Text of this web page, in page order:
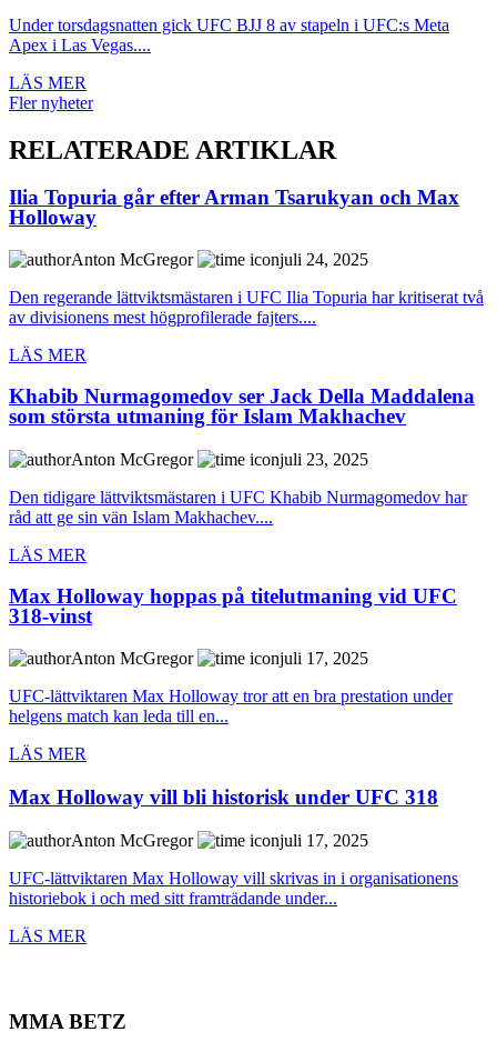
Under torsdagsnatten gick UFC BJJ 8 av stapeln i UFC:s Meta
Apex i Las Vegas....
LÄS MER
Fler nyheter
RELATERADE ARTIKLAR
Ilia Topuria går efter Arman Tsarukyan och Max
Holloway
Anton McGregor
juli 24, 2025
Den regerande lättviktsmästaren i UFC Ilia Topuria har kritiserat två
av divisionens mest högprofilerade fajters....
LÄS MER
Khabib Nurmagomedov ser Jack Della Maddalena
som största utmaning för Islam Makhachev
Anton McGregor
juli 23, 2025
Den tidigare lättviktsmästaren i UFC Khabib Nurmagomedov har
råd att ge sin vän Islam Makhachev....
LÄS MER
Max Holloway hoppas på titelutmaning vid UFC
318-vinst
Anton McGregor
juli 17, 2025
UFC-lättviktaren Max Holloway tror att en bra prestation under
helgens match kan leda till en...
LÄS MER
Max Holloway vill bli historisk under UFC 318
Anton McGregor
juli 17, 2025
UFC-lättviktaren Max Holloway vill skrivas in i organisationens
historiebok i och med sitt framträdande under...
LÄS MER
MMA BETZ